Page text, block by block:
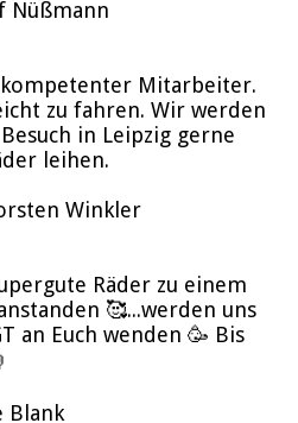
Mitarbeiter.
zu fahren. Wir werden
in Leipzig gerne
leihen.
Räder zu einem
🥰...werden uns
an Euch wenden 🥳 Bis